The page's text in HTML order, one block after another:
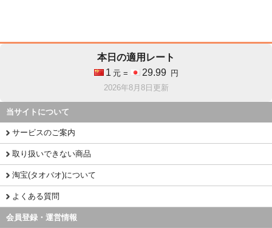
本日の適用レート
1 元 = 29.99
円
2026年8月8日更新
当サイトについて
サービスのご案内
取り扱いできない商品
淘宝(タオバオ)について
よくある質問
会員登録・運営情報